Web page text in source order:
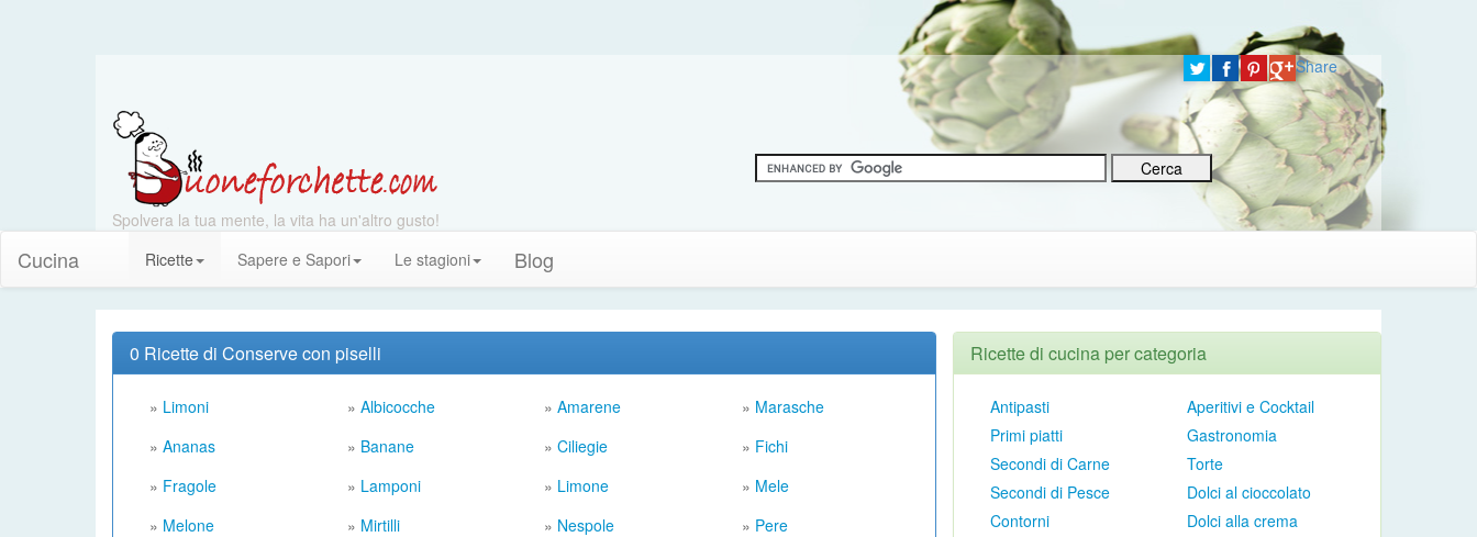
Share
Spolvera la tua mente, la vita ha un'altro gusto!
Cucina Ricette Sapere e Sapori Le stagioni Blog
0 Ricette di Conserve con piselli
» Limoni » Albicocche » Amarene » Marasche
» Ananas » Banane » Ciliegie » Fichi
» Fragole » Lamponi » Limone » Mele
» Melone » Mirtilli » Nespole » Pere
Ricette di cucina per categoria
Antipasti
Primi piatti
Secondi di Carne
Secondi di Pesce
Contorni
Aperitivi e Cocktail
Gastronomia
Torte
Dolci al cioccolato
Dolci alla crema